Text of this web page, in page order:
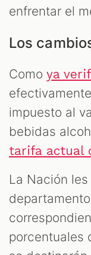
enfrentar el
Los
Comoya
impuesto al
bebidas
tarifa actual
La Nación
porcentuales